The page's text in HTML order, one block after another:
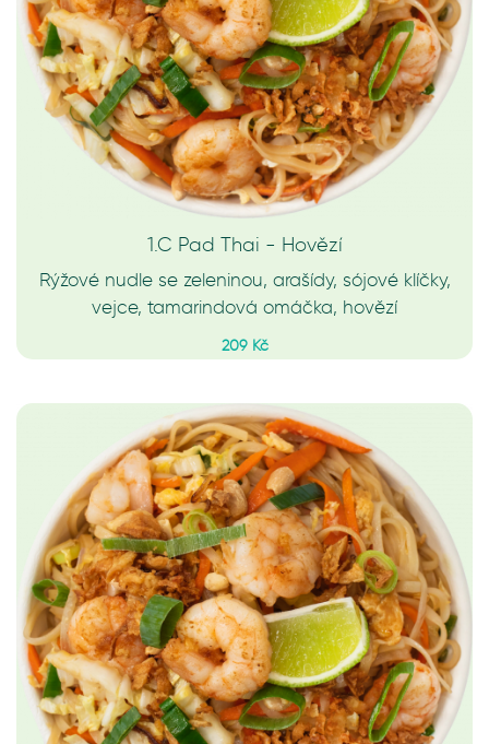
1.C Pad Thai - Hovězí
Rýžové nudle se zeleninou, arašídy, sójové klíčky,
vejce, tamarindová omáčka, hovězí
209 Kč